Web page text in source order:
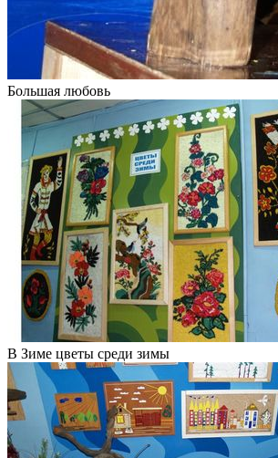
Большая любовь
В Зиме цветы среди зимы